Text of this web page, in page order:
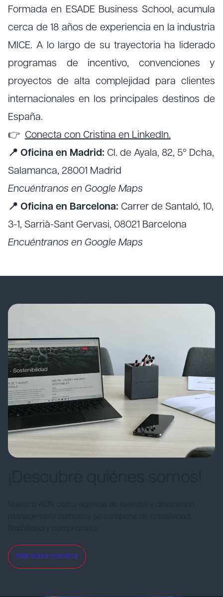
Formada en ESADE Business School, acumula
cerca de 18 años de experiencia en la industria
MICE. A lo largo de su trayectoria ha liderado
programas de incentivo, convenciones y
proyectos de alta complejidad para clientes
internacionales en los principales destinos de
España.
👉 Conecta con Cristina en LinkedIn.
📍 Oficina en Madrid: Cl. de Ayala, 82, 5º Dcha,
Salamanca, 28001 Madrid
Encuéntranos en Google Maps
📍 Oficina en Barcelona: Carrer de Santaló, 10,
3-1, Sarrià-Sant Gervasi, 08021 Barcelona
Encuéntranos en Google Maps
Más sobre nosotros